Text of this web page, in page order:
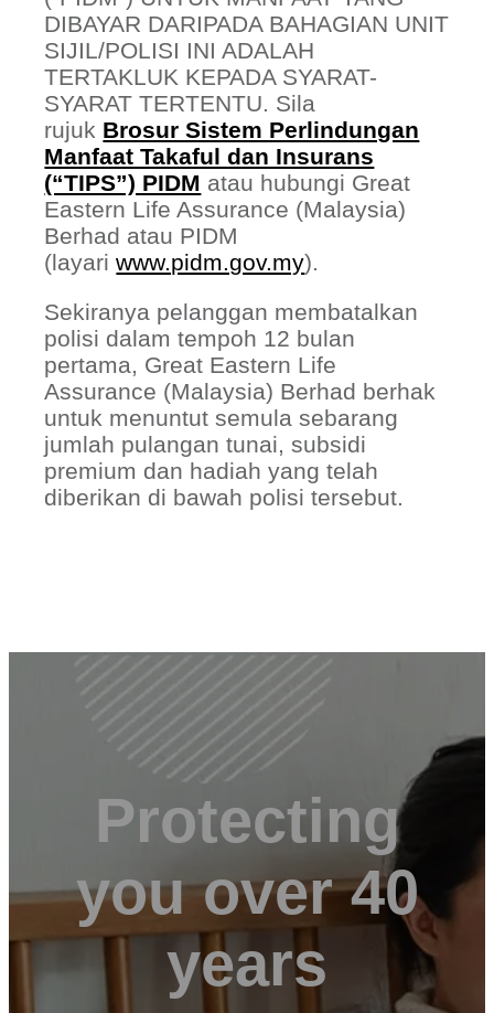
DIBAYAR DARIPADA BAHAGIAN UNIT
SIJIL/POLISI INI ADALAH
TERTAKLUK KEPADA SYARAT-
SYARAT TERTENTU. Sila
rujuk Brosur Sistem Perlindungan
Manfaat Takaful dan Insurans
(“TIPS”) PIDM atau hubungi Great
Eastern Life Assurance (Malaysia)
Berhad atau PIDM
(layariwww.pidm.gov.my).
Sekiranya pelanggan membatalkan
polisi dalam tempoh 12 bulan
pertama, Great Eastern Life
Assurance (Malaysia) Berhad berhak
untuk menuntut semula sebarang
jumlah pulangan tunai, subsidi
premium dan hadiah yang telah
diberikan di bawah polisi tersebut.
Protecting
you over 40
years